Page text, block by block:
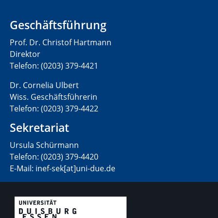
Geschäftsführung
Prof. Dr. Christof Hartmann
Direktor
Telefon: (0203) 379-4421
Dr. Cornelia Ulbert
Wiss. Geschäftsführerin
Telefon: (0203) 379-4422
Sekretariat
Ursula Schürmann
Telefon: (0203) 379-4420
E-Mail: inef-sek[at]uni-due.de